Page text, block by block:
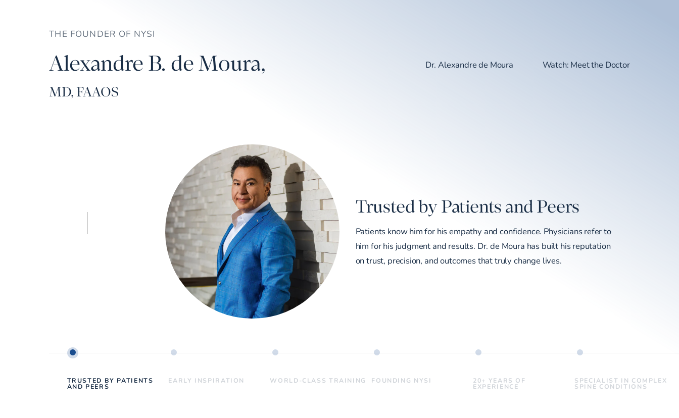
THE FOUNDER OF NYSI
Alexandre B. de Moura,
MD, FAAOS
Dr. Alexandre de Moura Watch: Meet the Doctor
Trusted by Patients and Peers
Patients know him for his empathy and confidence. Physicians refer to
him for his judgment and results. Dr. de Moura has built his reputation
on trust, precision, and outcomes that truly change lives.
TRUSTED BY PATIENTS
AND PEERS
EARLY INSPIRATION WORLD-CLASS TRAINING FOUNDING NYSI 20+ YEARS OF
EXPERIENCE
SPECIALIST IN COMPLEX
SPINE CONDITIONS